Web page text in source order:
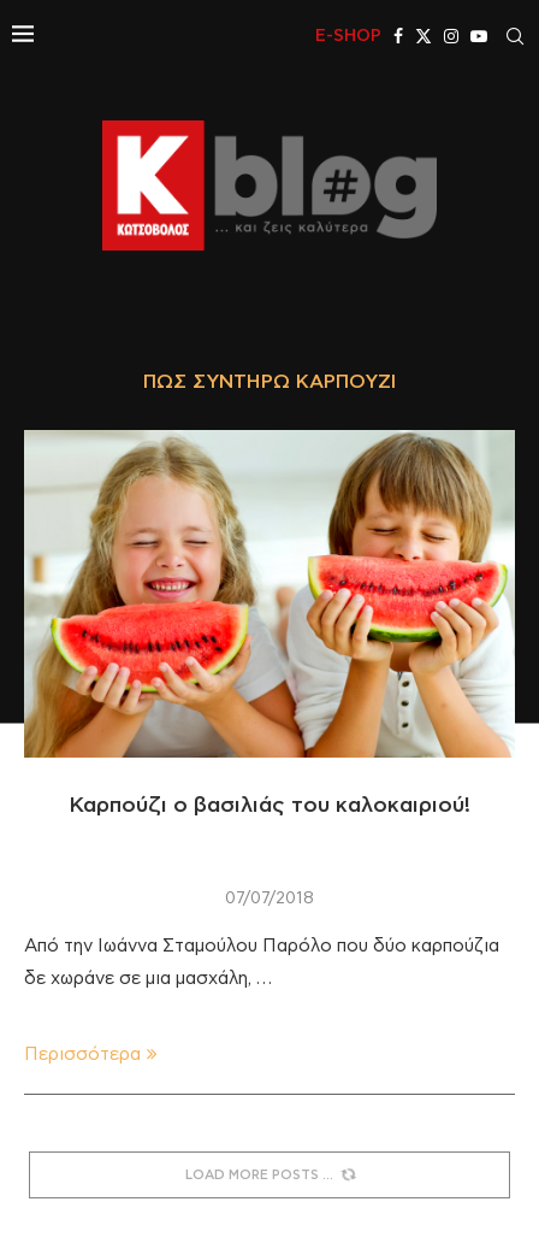
E-SHOP
ΠΏΣ ΣΥΝΤΗΡΏ ΚΑΡΠΟΎΖΙ
Καρπούζι ο βασιλιάς του καλοκαιριού!
07/07/2018
Από την Ιωάννα Σταμούλου Παρόλο που δύο καρπούζια
δε χωράνε σε μια μασχάλη, …
Περισσότερα
LOAD MORE POSTS